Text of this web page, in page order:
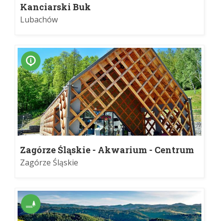
Kanciarski Buk
Lubachów
Zagórze Śląskie - Akwarium - Centrum
Ruchu Turystycznego
Zagórze Śląskie